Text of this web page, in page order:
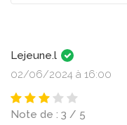
Lejeune.l
02/06/2024 à 16:00
Note de : 3 / 5